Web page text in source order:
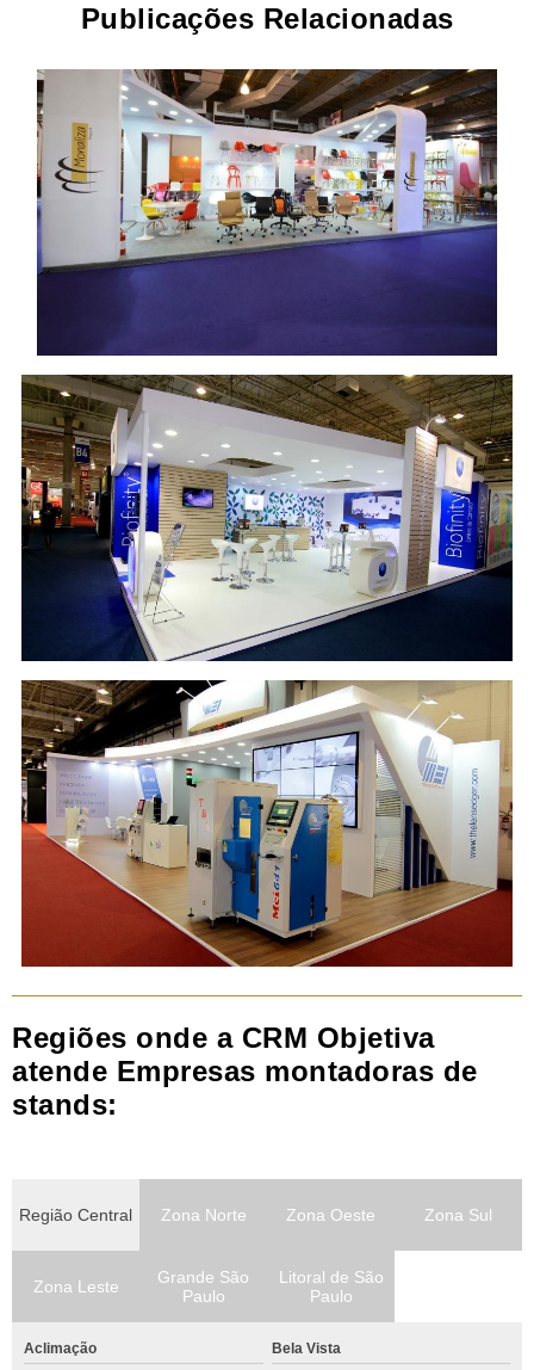
Publicações Relacionadas
Regiões onde a CRM Objetiva
atende Empresas montadoras de
stands:
Região Central Zona Norte Zona Oeste Zona Sul
Zona Leste
Grande São
Paulo
Litoral de São
Paulo
Aclimação Bela Vista